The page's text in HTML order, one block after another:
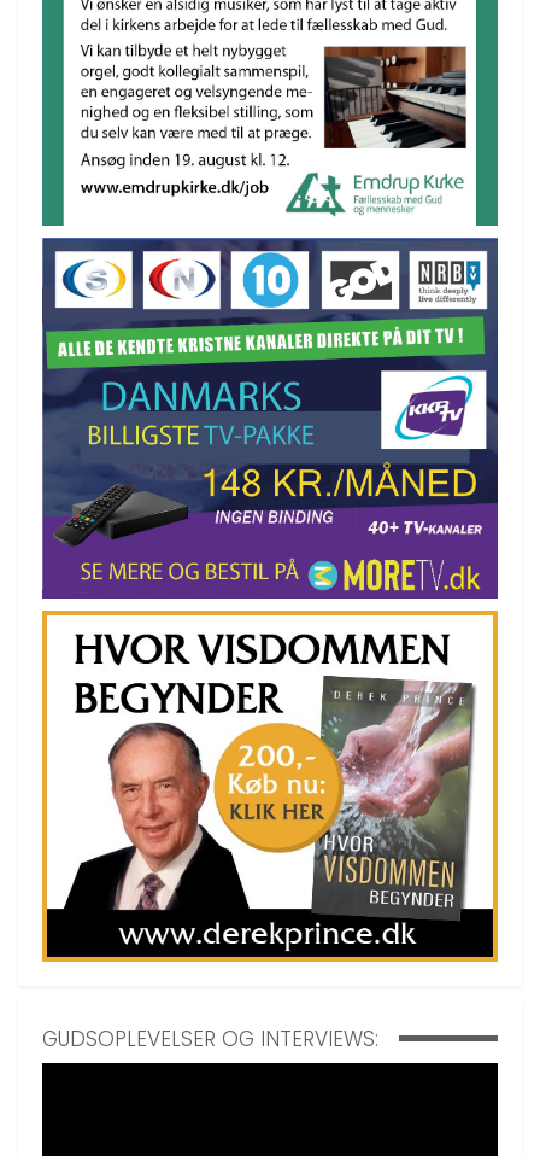
GUDSOPLEVELSER OG INTERVIEWS: